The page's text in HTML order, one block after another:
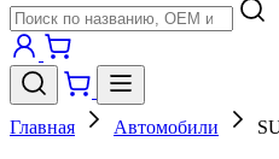
Главная Автомобили